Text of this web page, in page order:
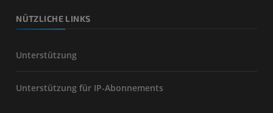
NÜTZLICHE LINKS
Unterstützung
Unterstützung für IP-Abonnements